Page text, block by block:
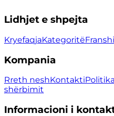
Lidhjet e shpejta
KryefaqjaKategoritë
Kompania
Rreth neshKontakti
shërbimit
Informacioni i